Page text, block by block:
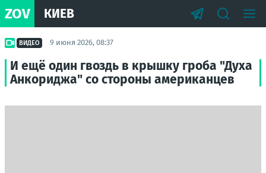
ZOV КИЕВ
ВИДЕО 9 июня 2026, 08:37
И ещё один гвоздь в крышку гроба "Духа
Анкориджа" со стороны американцев